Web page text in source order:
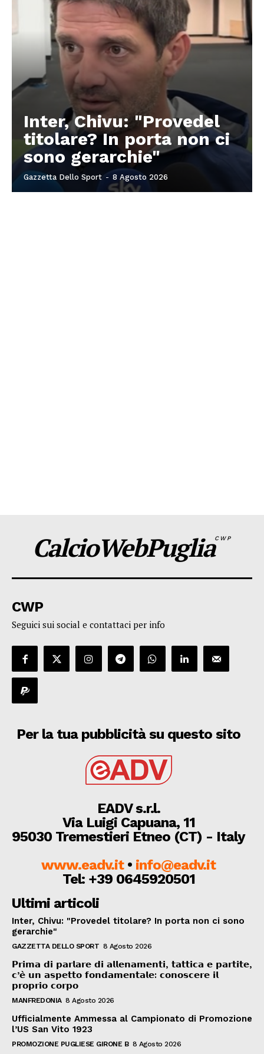
Inter, Chivu: "Provedel
titolare? In porta non ci
sono gerarchie"
Gazzetta Dello Sport - 8 Agosto 2026
CalcioWebPugliaCWP
CWP
Seguici sui social e contattaci per info
Per la tua pubblicità su questo sito
EADV s.r.l.
Via Luigi Capuana, 11
95030 Tremestieri Etneo (CT) - Italy
www.eadv.it• info@eadv.it
Tel: +39 0645920501
Ultimi articoli
Inter, Chivu: "Provedel titolare? In porta non ci sono
gerarchie"
GAZZETTA DELLO SPORT 8 Agosto 2026
𝗣𝗿𝗶𝗺𝗮 𝗱𝗶 𝗽𝗮𝗿𝗹𝗮𝗿𝗲 𝗱𝗶 𝗮𝗹𝗹𝗲𝗻𝗮𝗺𝗲𝗻𝘁𝗶, 𝘁𝗮𝘁𝘁𝗶𝗰𝗮 𝗲 𝗽𝗮𝗿𝘁𝗶𝘁𝗲,
𝗰’𝗲̀ 𝘂𝗻 𝗮𝘀𝗽𝗲𝘁𝘁𝗼 𝗳𝗼𝗻𝗱𝗮𝗺𝗲𝗻𝘁𝗮𝗹𝗲: 𝗰𝗼𝗻𝗼𝘀𝗰𝗲𝗿𝗲 𝗶𝗹
𝗽𝗿𝗼𝗽𝗿𝗶𝗼 𝗰𝗼𝗿𝗽𝗼
MANFREDONIA 8 Agosto 2026
Ufficialmente Ammessa al Campionato di Promozione
l’US San Vito 1923
PROMOZIONE PUGLIESE GIRONE B 8 Agosto 2026